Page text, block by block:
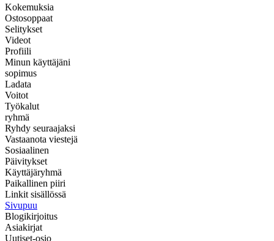
Kokemuksia
Ostosoppaat
Selitykset
Videot
Profiili
Minun käyttäjäni
sopimus
Ladata
Voitot
Työkalut
ryhmä
Ryhdy seuraajaksi
Vastaanota viestejä
Sosiaalinen
Päivitykset
Käyttäjäryhmä
Paikallinen piiri
Linkit sisällössä
Sivupuu
Blogikirjoitus
Asiakirjat
Uutiset-osio